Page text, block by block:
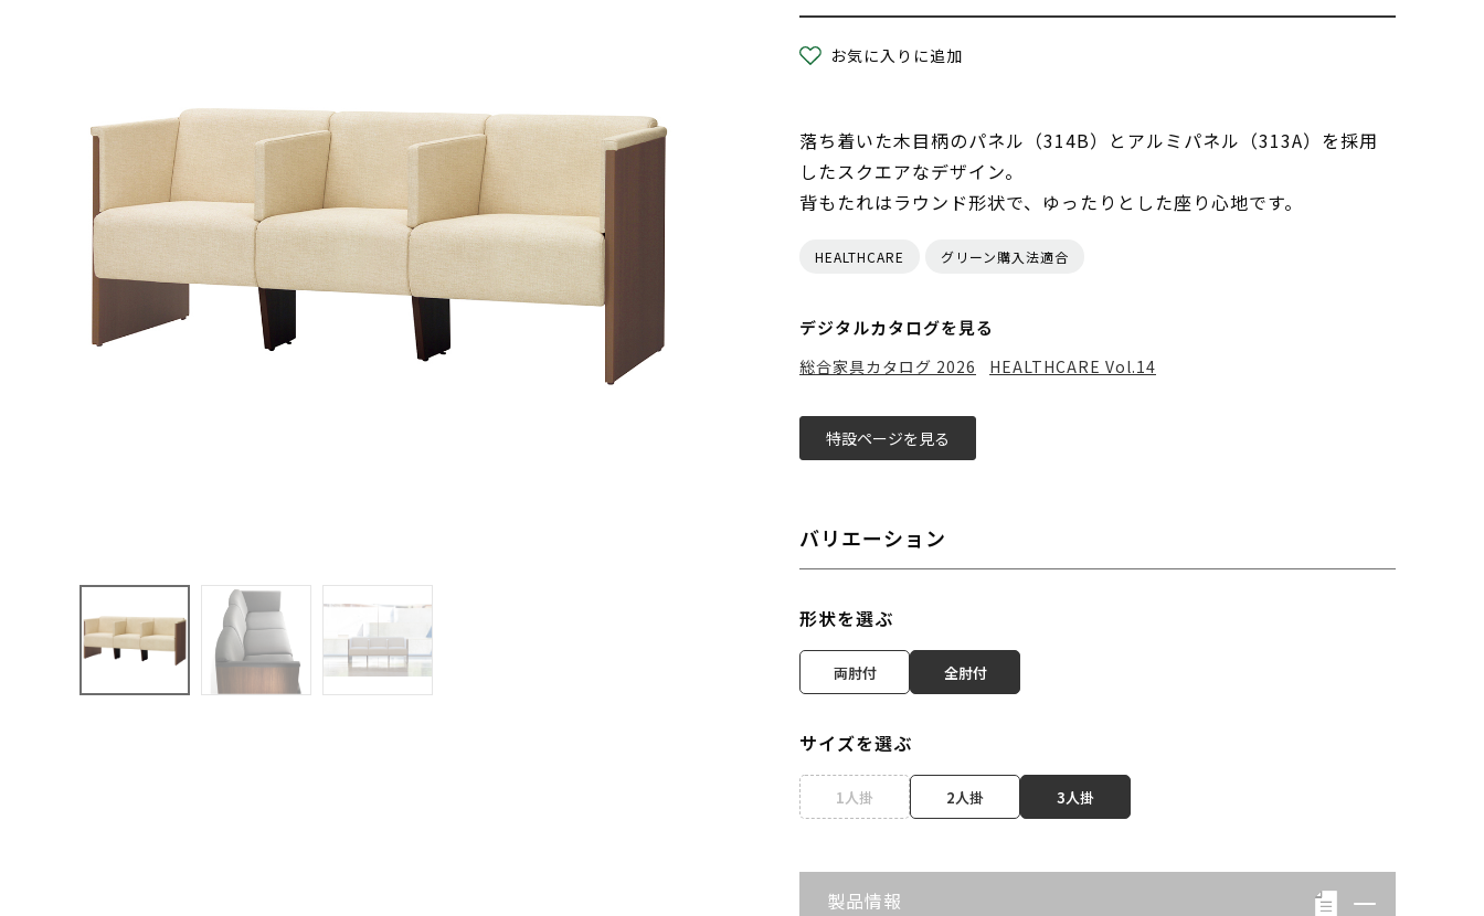
お気に入りに追加
落ち着いた木目柄のパネル（314B）とアルミパネル（313A）を採用
したスクエアなデザイン。
背もたれはラウンド形状で、ゆったりとした座り心地です。
HEALTHCARE グリーン購入法適合
デジタルカタログを見る
総合家具カタログ 2026 HEALTHCARE Vol.14
特設ページを見る
バリエーション
形状を選ぶ
両肘付 全肘付
サイズを選ぶ
1人掛 2人掛 3人掛
製品情報